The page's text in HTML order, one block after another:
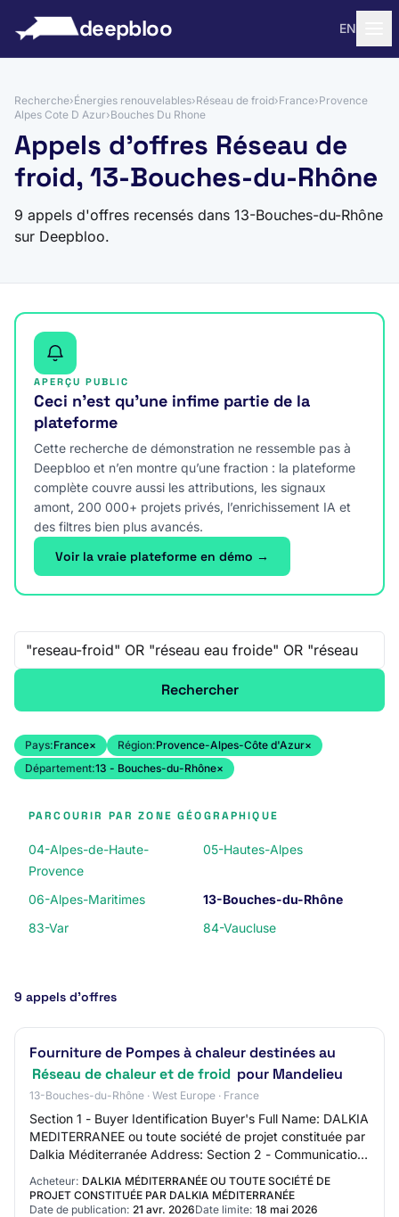
deepbloo EN
Recherche›Énergies renouvelables›Réseau de froid›France›Provence
Alpes Cote D Azur›Bouches Du Rhone
Appels d'offres Réseau de
froid, 13-Bouches-du-Rhône
9 appels d'offres recensés dans 13-Bouches-du-Rhône
sur Deepbloo.
APERÇU PUBLIC
Ceci n’est qu’une infime partie de la
plateforme
Cette recherche de démonstration ne ressemble pas à
Deepbloo et n’en montre qu’une fraction : la plateforme
complète couvre aussi les attributions, les signaux
amont, 200 000+ projets privés, l’enrichissement IA et
des filtres bien plus avancés.
Voir la vraie plateforme en démo →
Recherche libre
Rechercher
Pays:France× Région:Provence-Alpes-Côte d'Azur×
Département:13 - Bouches-du-Rhône×
PARCOURIR PAR ZONE GÉOGRAPHIQUE
04-Alpes-de-Haute-
Provence
05-Hautes-Alpes
06-Alpes-Maritimes
13-Bouches-du-Rhône
83-Var
84-Vaucluse
9 appels d’offres
Fourniture de Pompes à chaleur destinées au
Réseau de chaleur et de froid pour Mandelieu
13-Bouches-du-Rhône · West Europe · France
Section 1 - Buyer Identification Buyer's Full Name: DALKIA
MEDITERRANEE ou toute société de projet constituée par
Dalkia Méditerranée Address: Section 2 - Communication
Contact Name: N/C Contact Emai…
Acheteur: DALKIA MÉDITERRANÉE OU TOUTE SOCIÉTÉ DE
PROJET CONSTITUÉE PAR DALKIA MÉDITERRANÉE
Date de publication: 21 avr. 2026Date limite: 18 mai 2026